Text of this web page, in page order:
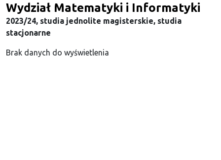
Wydział Matematyki i Informatyki
2023/24, studia jednolite magisterskie, studia
stacjonarne
Brak danych do wyświetlenia